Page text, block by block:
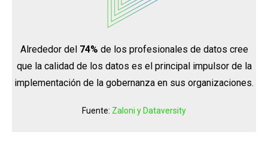
Alrededor del 74% de los profesionales de datos cree
que la calidad de los datos es el principal impulsor de la
implementación de la gobernanza en sus organizaciones.
Fuente: Zaloni y Dataversity